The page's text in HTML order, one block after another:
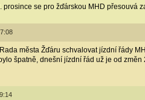
prosince se pro žďárskou MHD
města Žďáru schvalovat jízdní řády
špatně, dnešní jízdní řád už je od